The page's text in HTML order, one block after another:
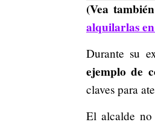
(Vea
alquilarlas
Durante su
ejemplo de
claves para
El alcalde